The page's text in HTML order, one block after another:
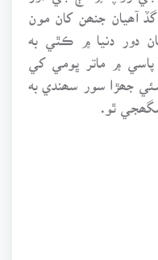
آھيان جنھن کان مون
دور دنيا ۾ ڪٿي به
۾ ماتر ڀومي کي
جھڙا سور سھندي به
ٿو.